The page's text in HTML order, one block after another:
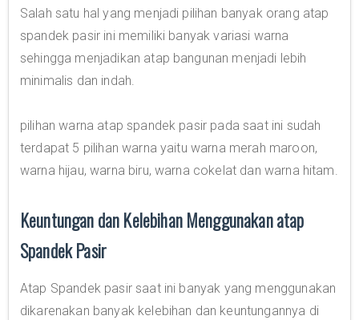
Salah satu hal yang menjadi pilihan banyak orang atap
spandek pasir ini memiliki banyak variasi warna
sehingga menjadikan atap bangunan menjadi lebih
minimalis dan indah.
pilihan warna atap spandek pasir pada saat ini sudah
terdapat 5 pilihan warna yaitu warna merah maroon,
warna hijau, warna biru, warna cokelat dan warna hitam.
Keuntungan dan Kelebihan Menggunakan atap
Spandek Pasir
Atap Spandek pasir saat ini banyak yang menggunakan
dikarenakan banyak kelebihan dan keuntungannya di